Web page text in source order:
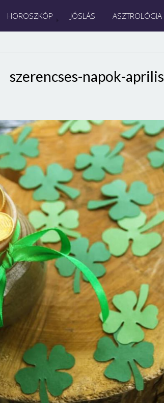
HOROSZKÓP JÓSLÁS ASZTROLÓGIA
szerencses-napok-aprilis